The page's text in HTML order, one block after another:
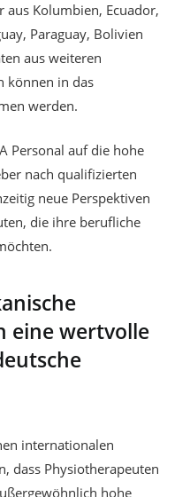
Kolumbien, Ecuador,
Paraguay, Bolivien
aus weiteren
können in das
werden.
Personal auf die hohe
nach qualifizierten
neue Perspektiven
die ihre berufliche
eine wertvolle
internationalen
dass Physiotherapeuten
hohe